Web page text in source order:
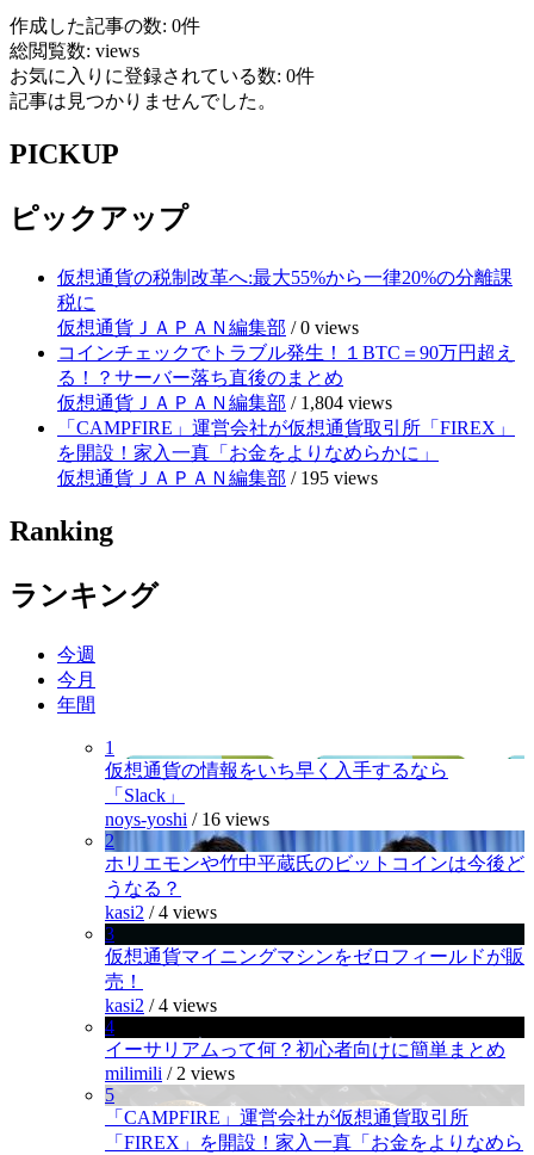
作成した記事の数: 0件
総閲覧数: views
お気に入りに登録されている数: 0件
記事は見つかりませんでした。
PICKUP
ピックアップ
仮想通貨の税制改革へ:最大55%から一律20%の分離課
税に
仮想通貨ＪＡＰＡＮ編集部 /0 views
コインチェックでトラブル発生！１BTC＝90万円超え
る！？サーバー落ち直後のまとめ
仮想通貨ＪＡＰＡＮ編集部 / 1,804 views
「CAMPFIRE」運営会社が仮想通貨取引所「FIREX」
を開設！家入一真「お金をよりなめらかに」
仮想通貨ＪＡＰＡＮ編集部 / 195 views
Ranking
ランキング
今週
今月
年間
1
仮想通貨の情報をいち早く入手するなら
「Slack」
noys-yoshi / 16 views
2
ホリエモンや竹中平蔵氏のビットコインは今後ど
うなる？
kasi2 /4 views
3
仮想通貨マイニングマシンをゼロフィールドが販
売！
kasi2 /4 views
4
イーサリアムって何？初心者向けに簡単まとめ
milimili / 2 views
5
「CAMPFIRE」運営会社が仮想通貨取引所
「FIREX」を開設！家入一真「お金をよりなめら